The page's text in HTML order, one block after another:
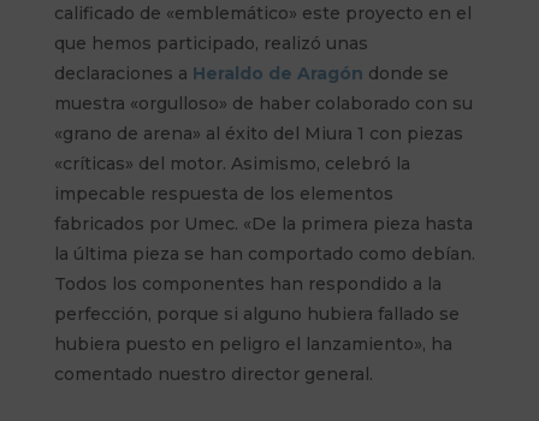
calificado de «emblemático» este proyecto en el
que hemos participado, realizó unas
declaraciones a Heraldo de Aragón donde se
muestra «orgulloso» de haber colaborado con su
«grano de arena» al éxito del Miura 1 con piezas
«críticas» del motor. Asimismo, celebró la
impecable respuesta de los elementos
fabricados por Umec. «De la primera pieza hasta
la última pieza se han comportado como debían.
Todos los componentes han respondido a la
perfección, porque si alguno hubiera fallado se
hubiera puesto en peligro el lanzamiento», ha
comentado nuestro director general.